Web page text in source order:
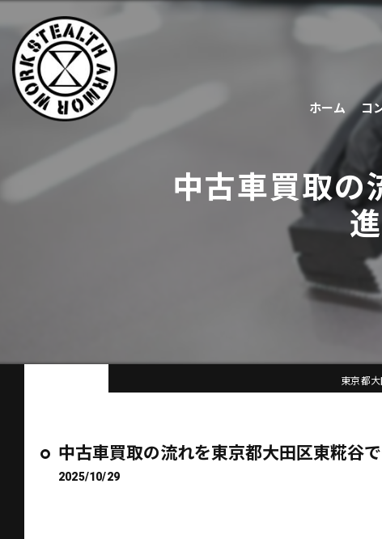
ホーム コ
中古車買取の
東京都
中古車買取の流れを東京都大田区東糀谷
2025/10/29